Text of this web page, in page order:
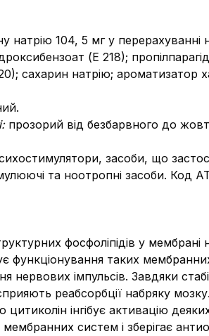
натрію 104, 5 мг у перерахуванні
(Е 218);
сахарин натрію;
прозорий від безбарвного до
засоби, що
та ноотропні засоби. Код
фосфоліпідів у
функціонування таких
імпульсів. Завдяки
реабсорбції набряку мозку.
цитиколін інгібує активацію
систем і зберігає